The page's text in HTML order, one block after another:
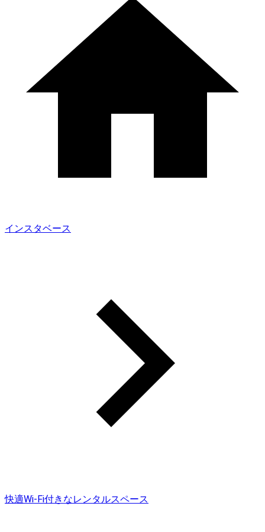
インスタベース
快適Wi-Fi付きなレンタルスペース